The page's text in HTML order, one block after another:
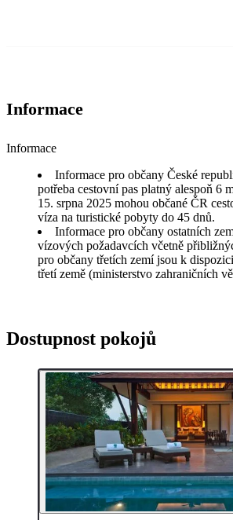
Informace
Informace
Informace pro občany České
potřeba cestovní pas platný alespoň 6
15. srpna 2025 mohou občané ČR
víza na turistické pobyty do 45 dnů.
Informace pro občany ostatních
vízových požadavcích včetně
pro občany třetích zemí jsou k
třetí země (ministerstvo zahraničních
Dostupnost pokojů